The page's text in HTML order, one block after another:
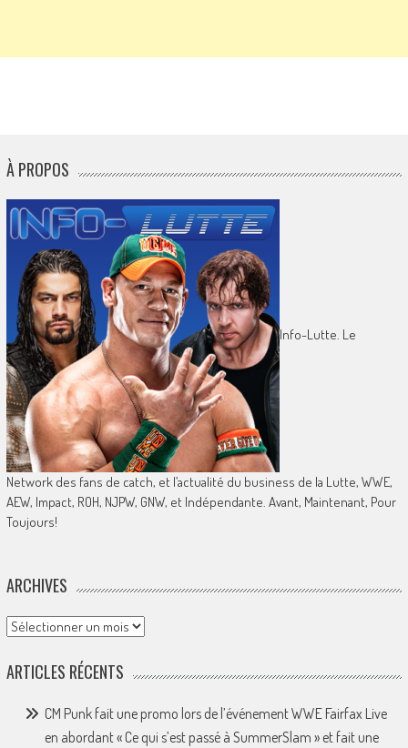
À PROPOS
Info-Lutte. Le
Network des fans de catch, et l’actualité du business de la Lutte, WWE,
AEW, Impact, ROH, NJPW, GNW, et Indépendante. Avant, Maintenant, Pour
Toujours!
ARCHIVES
Archives
ARTICLES RÉCENTS
CM Punk fait une promo lors de l’événement WWE Fairfax Live
en abordant « Ce qui s’est passé à SummerSlam » et fait une